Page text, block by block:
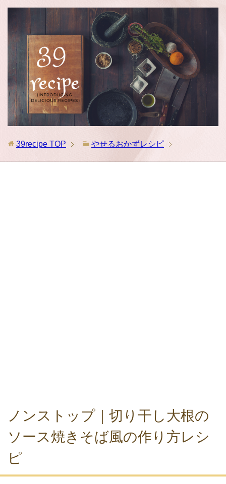
39recipe TOP やせるおかずレシピ
ノンストップ｜切り干し大根の
ソース焼きそば風の作り方レシ
ピ